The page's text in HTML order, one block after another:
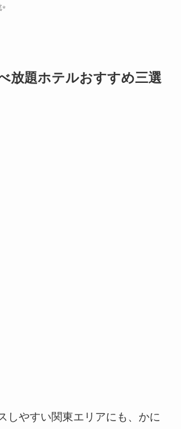
放題ホテルおすすめ三選
しやすい関東エリアにも、かに